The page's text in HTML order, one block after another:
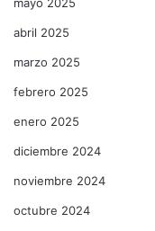
abril 2025
marzo 2025
febrero 2025
enero 2025
diciembre 2024
noviembre 2024
octubre 2024